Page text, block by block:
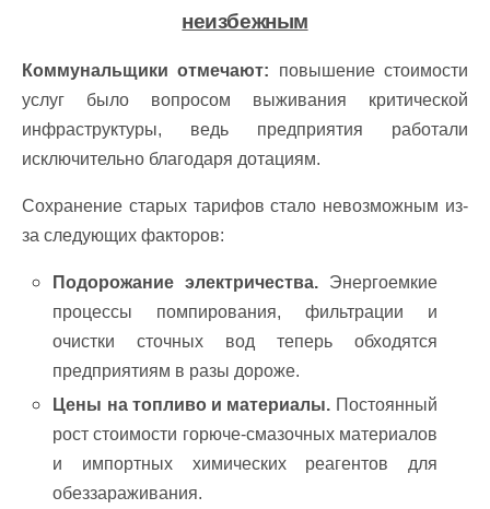
неизбежным
Коммунальщики отмечают: повышение стоимости
услуг было вопросом выживания критической
инфраструктуры, ведь предприятия работали
исключительно благодаря дотациям.
Сохранение старых тарифов стало невозможным из-
за следующих факторов:
Подорожание электричества. Энергоемкие
процессы помпирования, фильтрации и
очистки сточных вод теперь обходятся
предприятиям в разы дороже.
Цены на топливо и материалы. Постоянный
рост стоимости горюче-смазочных материалов
и импортных химических реагентов для
обеззараживания.